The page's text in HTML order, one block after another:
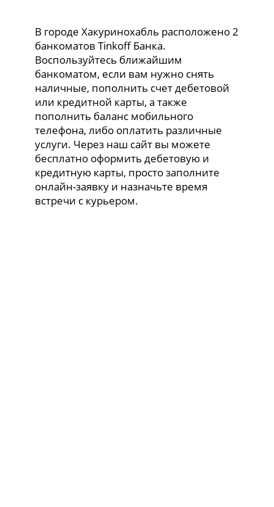
В городе Хакуринохабль расположено 2
банкоматов Tinkoff Банка.
Воспользуйтесь ближайшим
банкоматом, если вам нужно снять
наличные, пополнить счет дебетовой
или кредитной карты, а также
пополнить баланс мобильного
телефона, либо оплатить различные
услуги. Через наш сайт вы можете
бесплатно оформить дебетовую и
кредитную карты, просто заполните
онлайн-заявку и назначьте время
встречи с курьером.